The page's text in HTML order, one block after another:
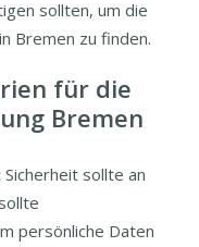
sollten, um die
Bremen zu finden.
für die
Bremen
Sicherheit sollte an
persönliche Daten